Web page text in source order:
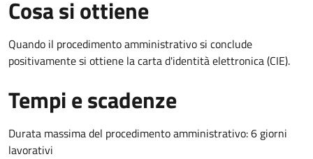
Cosa si ottiene
Quando il procedimento amministrativo si conclude
positivamente si ottiene la carta d'identità elettronica (CIE).
Tempi e scadenze
Durata massima del procedimento amministrativo: 6 giorni
lavorativi